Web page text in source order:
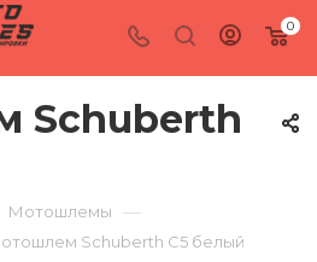
0
Schuberth
Мотошлемы —
Schuberth C5 белый